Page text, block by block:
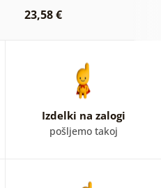
23,58 €
Izdelki na zalogi
pošljemo takoj